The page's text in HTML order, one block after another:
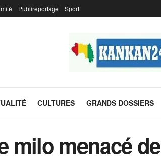
Publireportage Sport
CULTURES GRANDS DOSSIERS
milo menacé de